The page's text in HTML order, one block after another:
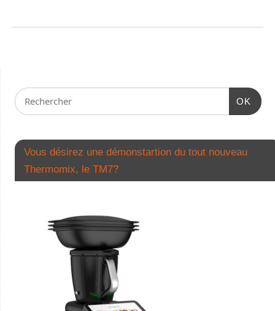
OK
Vous désirez une démonstartion du tout nouveau
Thermomix, le TM7?